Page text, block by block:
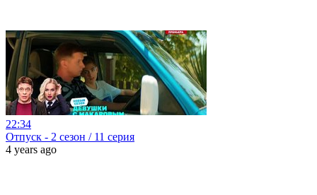
22:34
Отпуск - 2 сезон / 11 серия
4 years ago